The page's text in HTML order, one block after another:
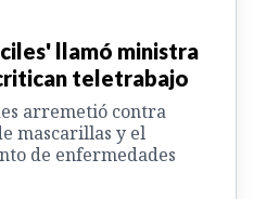
llamó ministra
teletrabajo
arremetió contra
mascarillas y el
de enfermedades